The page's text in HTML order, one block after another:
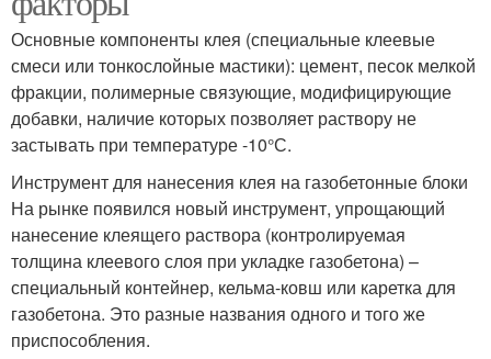
Основные компоненты клея (специальные клеевые
смеси или тонкослойные мастики): цемент, песок мелкой
фракции, полимерные связующие, модифицирующие
добавки, наличие которых позволяет раствору не
застывать при температуре -10°С.
Инструмент для нанесения клея на газобетонные блоки
На рынке появился новый инструмент, упрощающий
нанесение клеящего раствора (контролируемая
толщина клеевого слоя при укладке газобетона) –
специальный контейнер, кельма-ковш или каретка для
газобетона. Это разные названия одного и того же
приспособления.